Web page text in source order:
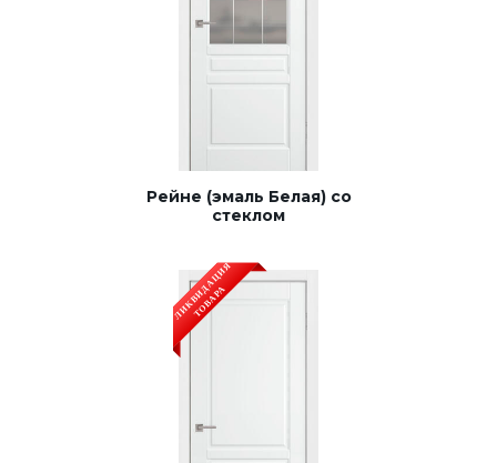
Рейне (эмаль Белая) со
стеклом